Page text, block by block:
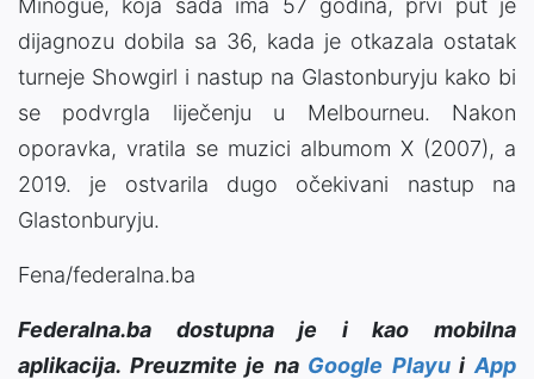
Minogue, koja sada ima 57 godina, prvi put je
dijagnozu dobila sa 36, kada je otkazala ostatak
turneje Showgirl i nastup na Glastonburyju kako bi
se podvrgla liječenju u Melbourneu. Nakon
oporavka, vratila se muzici albumom X (2007), a
2019. je ostvarila dugo očekivani nastup na
Glastonburyju.
Fena/federalna.ba
Federalna.ba dostupna je i kao mobilna
aplikacija. Preuzmite je na Google PlayuiApp